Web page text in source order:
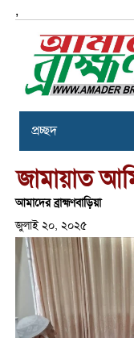
,
প্রচ্ছদ
জামায়াত
আমাদের ব্রাহ্মণবাড়িয়া
জুলাই ২০, ২০২৫